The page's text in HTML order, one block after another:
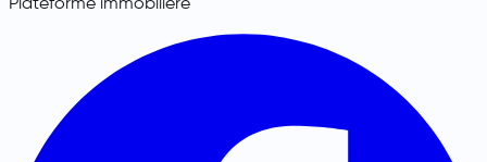
Plateforme immobilière